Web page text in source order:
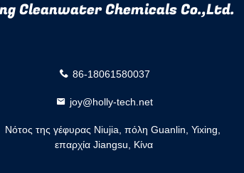
Cleanwater Chemicals Co.,Ltd.
86-18061580037
joy@holly-tech.net
Νότος της γέφυρας Niujia, πόλη Guanlin, Yixing,
επαρχία Jiangsu, Κίνα